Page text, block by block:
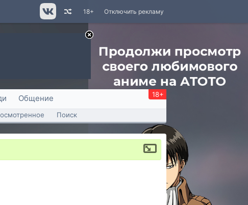
Отключить рекламу
18+
Общение 18+
Поиск